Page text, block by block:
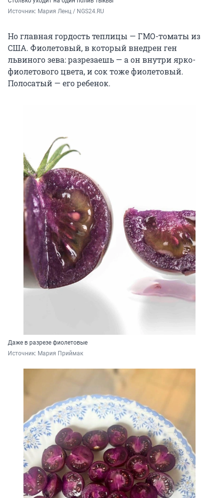
Источник: Мария Ленц / NGS24.RU
Но главная гордость теплицы — ГМО-томаты из
США. Фиолетовый, в который внедрен ген
львиного зева: разрезаешь — а он внутри ярко-
фиолетового цвета, и сок тоже фиолетовый.
Полосатый — его ребенок.
Даже в разрезе фиолетовые
Источник: Мария Приймак